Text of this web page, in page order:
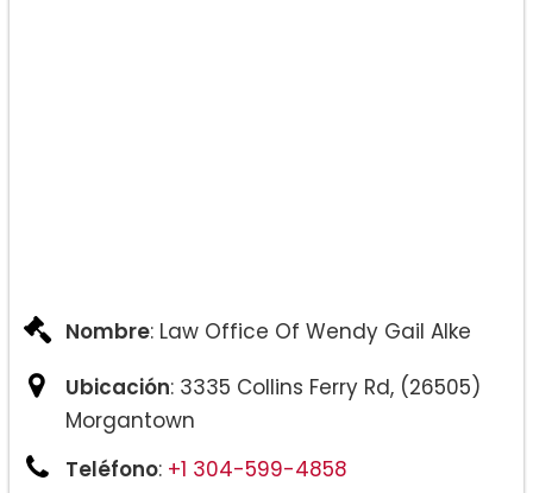
Nombre: Law Office Of Wendy Gail Alke
Ubicación: 3335 Collins Ferry Rd, (26505)
Morgantown
Teléfono: +1 304-599-4858